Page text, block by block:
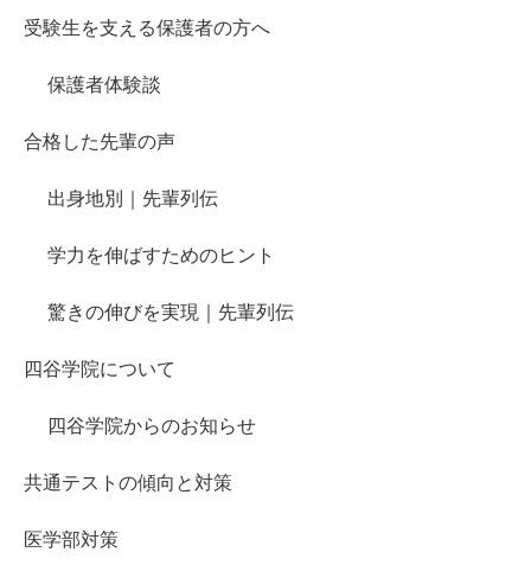
受験生を支える保護者の方へ
保護者体験談
合格した先輩の声
出身地別｜先輩列伝
学力を伸ばすためのヒント
驚きの伸びを実現｜先輩列伝
四谷学院について
四谷学院からのお知らせ
共通テストの傾向と対策
医学部対策